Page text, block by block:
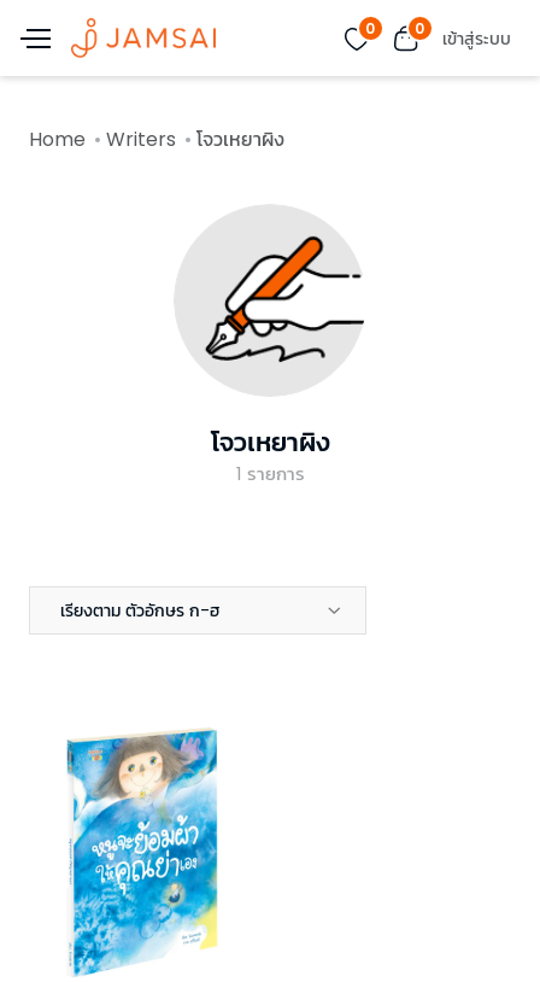
0 0 เข้าสู่ระบบ
Home Writers โจวเหยาผิง
โจวเหยาผิง
1 รายการ
เรียงตาม ตัวอักษร ก-ฮ